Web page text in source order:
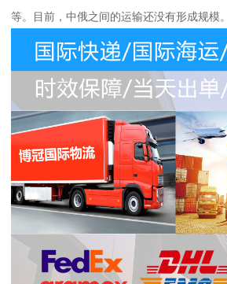
等。目前，中俄之间的运输还没有形成规模。